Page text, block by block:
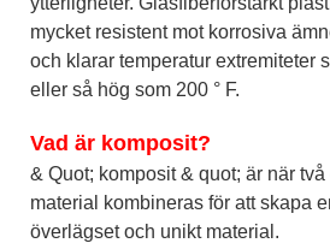
mycket resistent mot korrosiva
och klarar temperatur extremiteter
eller så hög som 200 ° F.
Vad är komposit?
& Quot; komposit & quot; är när
material kombineras för att skapa
överlägset och unikt material.